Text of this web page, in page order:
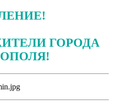
ГОРОДА